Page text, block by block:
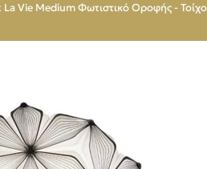
La Vie Medium Φωτιστικό Οροφής -